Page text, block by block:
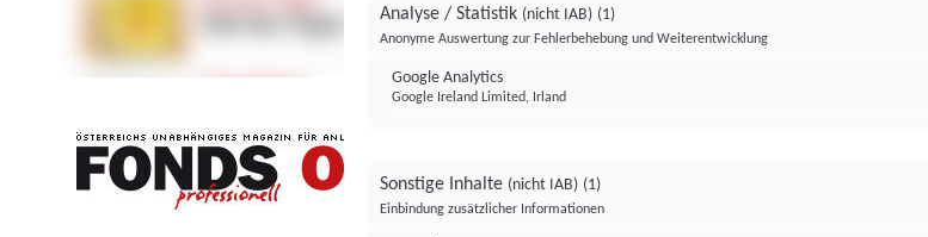
Analyse / Statistik (nicht IAB) (1)
Anonyme Auswertung zur Fehlerbehebung und Weiterentwicklung
Google Analytics
Google Ireland Limited, Irland
Sonstige Inhalte (nicht IAB) (1)
Einbindung zusätzlicher Informationen